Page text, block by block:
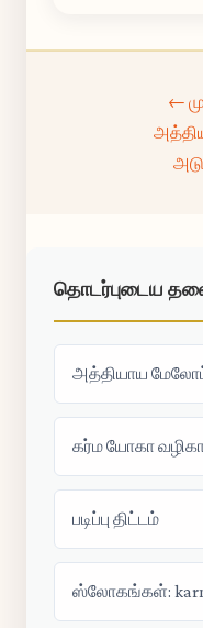
←
தொடர்புடைய
அத்தியாய
கர்ம யோகா
படிப்பு திட்டம்
ஸ்லோகங்கள்: